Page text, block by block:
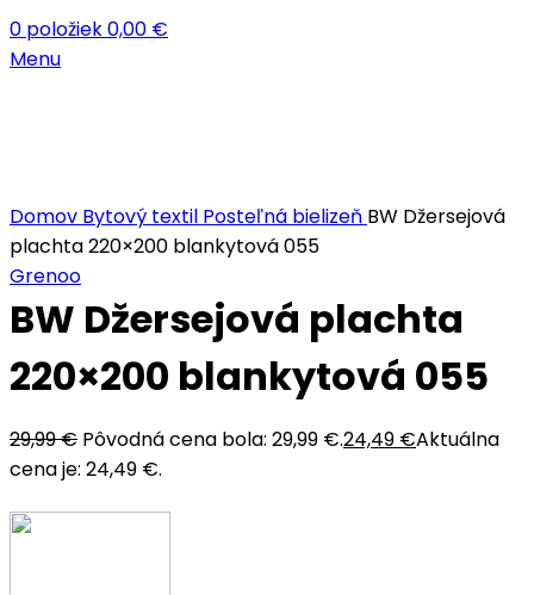
0 položiek0,00 €
Menu
Domov Bytový textil Posteľná bielizeň BW Džersejová
plachta 220×200 blankytová 055
Grenoo
BW Džersejová plachta
220×200 blankytová 055
29,99€ Pôvodná cena bola: 29,99 €.24,49 €Aktuálna
cena je: 24,49 €.